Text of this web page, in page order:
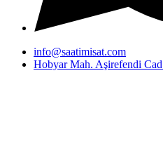
info@saatimisat.com
Hobyar Mah. Aşirefendi